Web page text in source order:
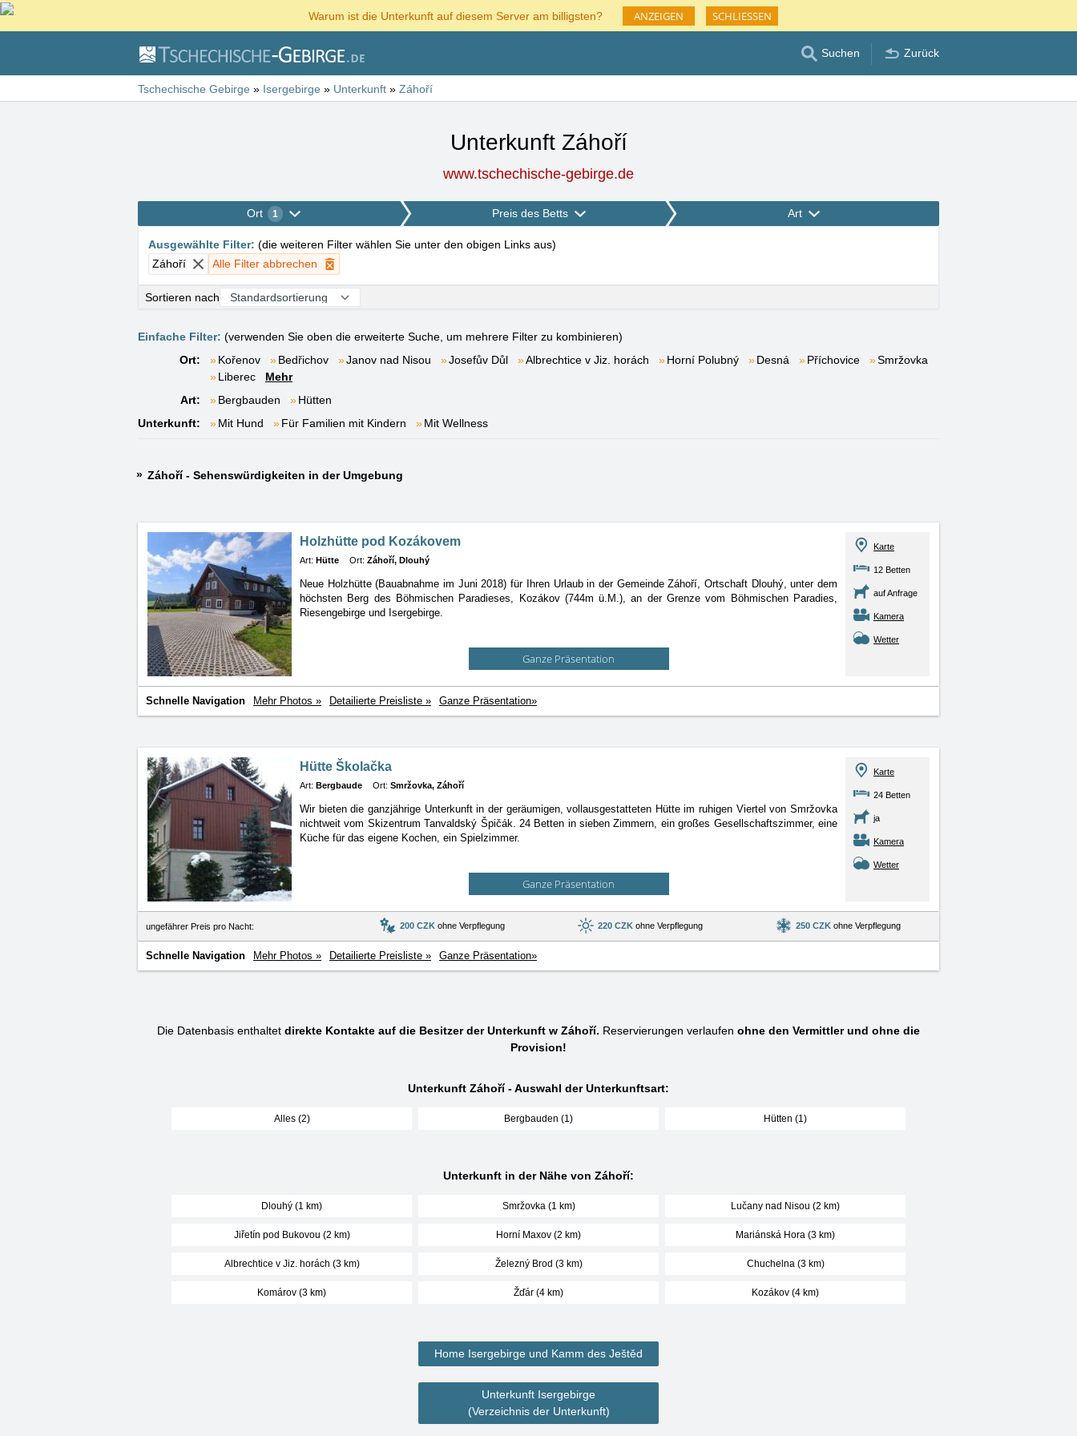
Warum ist die Unterkunft auf diesem Server am billigsten? ANZEIGEN SCHLIESSEN
Suchen Zurück
Tschechische Gebirge » Isergebirge » Unterkunft » Záhoří
Unterkunft Záhoří
www.tschechische-gebirge.de
Ort 1 Preis des Betts Art
Ausgewählte Filter: (die weiteren Filter wählen Sie unter den obigen Links aus)
Záhoří
Alle Filter abbrechen
Sortieren nach
Einfache Filter: (verwenden Sie oben die erweiterte Suche, um mehrere Filter zu kombinieren)
Ort:
Kořenov Bedřichov Janov nad Nisou Josefův Důl Albrechtice v Jiz. horách Horní Polubný Desná Příchovice
Smržovka
Liberec
Mehr
Art:
Bergbauden
Hütten
Unterkunft:
Mit Hund Für Familien mit Kindern Mit Wellness
Záhoří - Sehenswürdigkeiten in der Umgebung
Holzhütte pod Kozákovem
Art: Hütte Ort: Záhoří, Dlouhý
Neue Holzhütte (Bauabnahme im Juni 2018) für Ihren Urlaub in der Gemeinde Záhoří, Ortschaft Dlouhý, unter dem
höchsten Berg des Böhmischen Paradieses, Kozákov (744m ü.M.), an der Grenze vom Böhmischen Paradies,
Riesengebirge und Isergebirge.
Ganze Präsentation
Karte
12 Betten
auf Anfrage
Kamera
Wetter
Schnelle Navigation Mehr Photos » Detailierte Preisliste » Ganze Präsentation»
Hütte Školačka
Art: Bergbaude Ort: Smržovka, Záhoří
Wir bieten die ganzjährige Unterkunft in der geräumigen, vollausgestatteten Hütte im ruhigen Viertel von Smržovka
nichtweit vom Skizentrum Tanvaldský Špičák. 24 Betten in sieben Zimmern, ein großes Gesellschaftszimmer, eine
Küche für das eigene Kochen, ein Spielzimmer.
Ganze Präsentation
Karte
24 Betten
ja
Kamera
Wetter
ungefährer Preis pro Nacht: 200 CZKohne Verpflegung 220 CZKohne Verpflegung 250 CZKohne Verpflegung
Schnelle Navigation Mehr Photos » Detailierte Preisliste » Ganze Präsentation»
Die Datenbasis enthaltet direkte Kontakte auf die Besitzer der Unterkunft w Záhoří. Reservierungen verlaufen ohne den Vermittler und ohne die
Provision!
Unterkunft Záhoří - Auswahl der Unterkunftsart:
Alles (2) Bergbauden (1) Hütten (1)
Unterkunft in der Nähe von Záhoří:
Dlouhý (1 km) Smržovka (1 km) Lučany nad Nisou (2 km)
Jiřetín pod Bukovou (2 km) Horní Maxov (2 km) Mariánská Hora (3 km)
Albrechtice v Jiz. horách (3 km) Železný Brod (3 km) Chuchelna (3 km)
Komárov (3 km) Žďár (4 km) Kozákov (4 km)
Home Isergebirge und Kamm des Ještěd
Unterkunft Isergebirge
(Verzeichnis der Unterkunft)